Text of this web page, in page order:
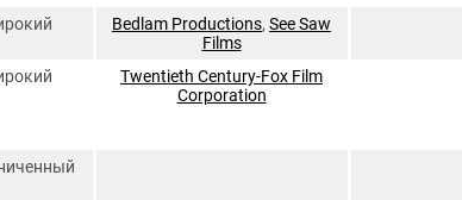
Bedlam Productions, See Saw
Films
Twentieth Century-Fox Film
Corporation